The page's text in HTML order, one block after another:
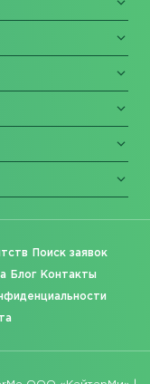
Поиск заявок
Блог Контакты